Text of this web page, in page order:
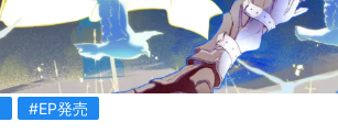
#EP発売